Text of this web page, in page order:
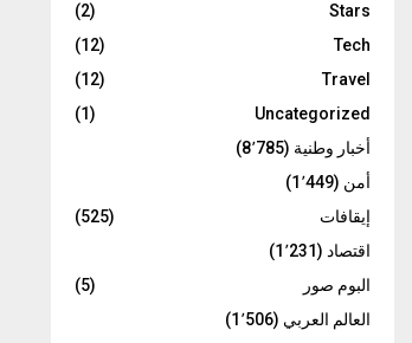
Stars
(2)
Tech
(12)
Travel
(12)
Uncategorized
(1)
أخبار وطنية (8٬785)
أمن (1٬449)
إيقافات
(525)
اقتصاد (1٬231)
البوم صور
(5)
العالم العربي (1٬506)